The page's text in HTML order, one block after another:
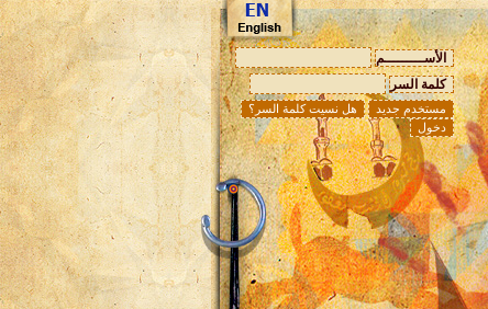
الأســـــــــم
كلمة السر